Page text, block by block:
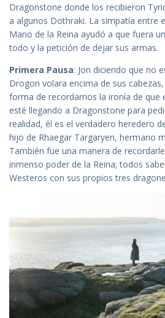
Dragonstone donde los recibieron
a algunos Dothraki. La simpatía entre
Mano de la Reina ayudó a que fuera
todo y la petición de dejar sus armas.
Primera Pausa: Jon diciendo que no
Drogon volara encima de sus
forma de recordarnos la ironía de que
esté llegando a Dragonstone para
realidad, él es el verdadero heredero
hijo de Rhaegar Targaryen, hermano
También fue una manera de
inmenso poder de la Reina; todos
Westeros con sus propios tres